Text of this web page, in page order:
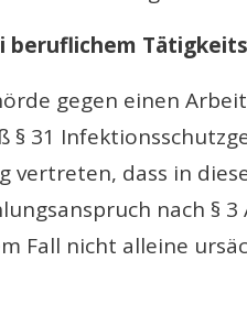
beruflichem
gegen einen
31
vertreten, dass in
nach § 3
Fall nicht alleine